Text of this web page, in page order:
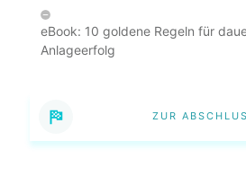
eBook: 10 goldene Regeln für
Anlageerfolg
ZUR